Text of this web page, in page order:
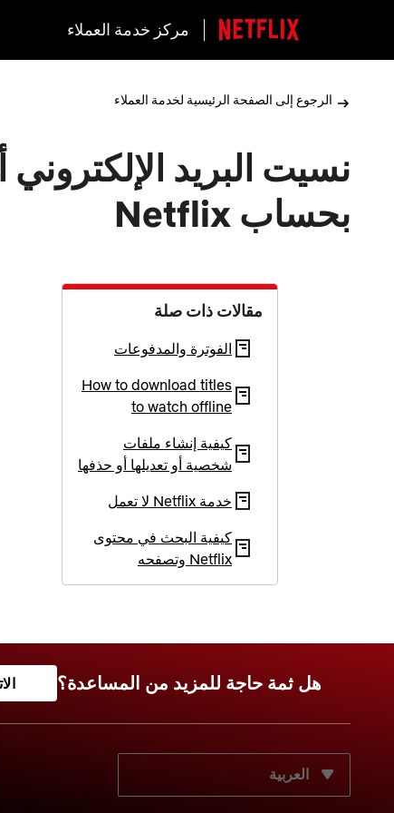
مركز خدمة العملاء
الرجوع إلى الصفحة الرئيسية لخدمة العملاء
نسيت البريد
بحساب Netflix
مقالات ذات صلة
الفوترة والمدفوعات
How to download titles
to watch offline
كيفية إنشاء ملفات
شخصية أو تعديلها أو حذفها
خدمة Netflix لا تعمل
كيفية البحث في محتوى
Netflix وتصفحه
هل ثمة حاجة للمزيد من المساعدة؟
حدّد لغتك المفضّلة: